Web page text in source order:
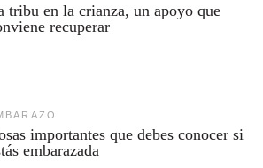
tribu en la crianza, un apoyo que
recuperar
importantes que debes conocer si
embarazada